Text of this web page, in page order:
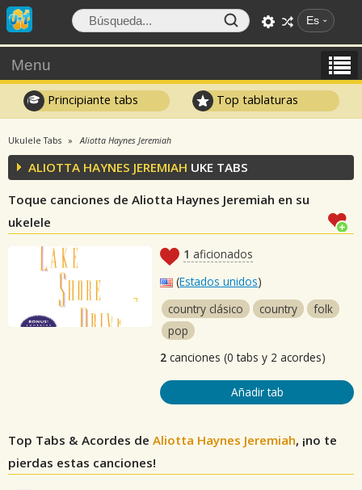
Es
Menu
Principiante tabs Top tablaturas
Ukulele Tabs Aliotta Haynes Jeremiah
ALIOTTA HAYNES JEREMIAH UKE TABS
Toque canciones de Aliotta Haynes Jeremiah en su
ukelele
1 aficionados
(Estados unidos)
country clásico
country
folk
pop
2 canciones (0 tabs y 2 acordes)
Añadir tab
Top Tabs & Acordes de Aliotta Haynes Jeremiah, ¡no te
pierdas estas canciones!